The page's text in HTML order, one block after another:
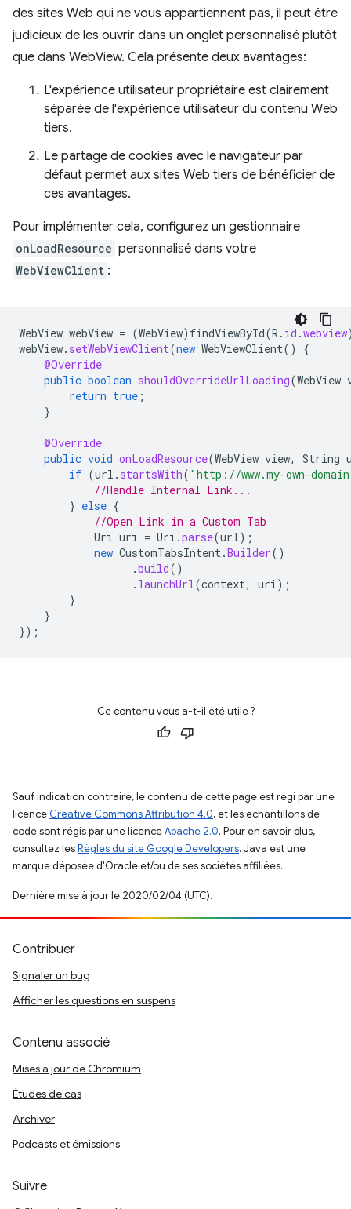
des sites Web qui ne vous appartiennent pas, il peut être
judicieux de les ouvrir dans un onglet personnalisé plutôt
que dans WebView. Cela présente deux avantages:
L'expérience utilisateur propriétaire est clairement
séparée de l'expérience utilisateur du contenu Web
tiers.
Le partage de cookies avec le navigateur par
défaut permet aux sites Web tiers de bénéficier de
ces avantages.
Pour implémenter cela, configurez un gestionnaire
onLoadResource personnalisé dans votre
WebViewClient :
WebView webView = (WebView) findViewById(R . id .webview
webView. setWebViewClient(new WebViewClient()
{
@Override
public boolean shouldOverrideUrlLoading(WebView
return true ;
}
@Override
public void onLoadResource(WebView view, String
if (url . startsWith( "http://www.my-own-
//Handle Internal Link...
} else {
//Open Link in a Custom Tab
Uri uri = Uri .parse(url);
new CustomTabsIntent.Builder()
.build()
. launchUrl(context, uri);
}
}
});
Ce contenu vous a-t-il été utile ?
Sauf indication contraire, le contenu de cette page est régi par une
licence Creative Commons Attribution 4.0, et les échantillons de
code sont régis par une licenceApache 2.0. Pour en savoir plus,
consultez lesRègles du site Google Developers. Java est une
marque déposée d'Oracle et/ou de ses sociétés affiliées.
Dernière mise à jour le 2020/02/04 (UTC).
Contribuer
Signaler un bug
Afficher les questions en suspens
Contenu associé
Mises à jour de Chromium
Études de cas
Archiver
Podcasts et émissions
Suivre